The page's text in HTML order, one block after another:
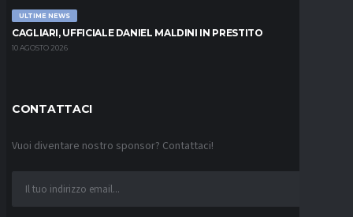
ULTIME NEWS
CAGLIARI, UFFICIALE DANIEL MALDINI IN PRESTITO
10 AGOSTO 2026
CONTATTACI
Vuoi diventare nostro sponsor? Contattaci!